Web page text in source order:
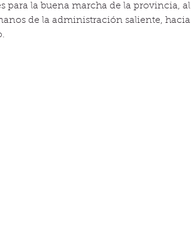
para la buena marcha de la provincia, al
de la administración saliente, hacia